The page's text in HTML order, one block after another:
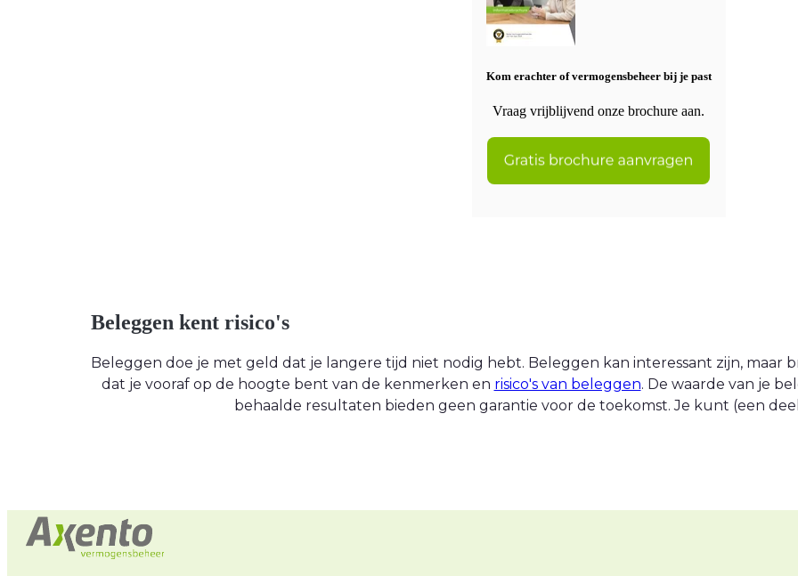
Kom erachter of vermogensbeheer bij je past
Vraag vrijblijvend onze brochure aan.
Beleggen kent risico's
Beleggen doe je met geld dat je langere tijd niet nodig hebt. Beleggen kan interessant zijn, maar
dat je vooraf op de hoogte bent van de kenmerken en risico's van beleggen. De waarde van je
behaalde resultaten bieden geen garantie voor de toekomst. Je kunt (een